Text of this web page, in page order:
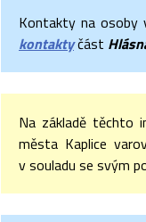
Kontakty na osoby
kontaktyčást
Na základě těchto
města Kaplice
v souladu se svým